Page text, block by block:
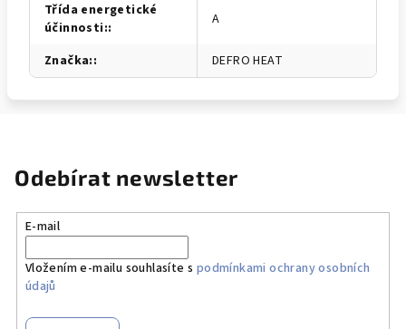
Třída energetické
účinnosti:: A
Značka:: DEFRO HEAT
Odebírat newsletter
E-mail
Vložením e-mailu souhlasíte s podmínkami ochrany osobních
údajů